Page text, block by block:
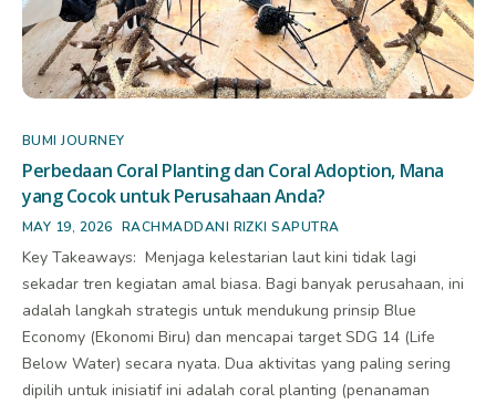
BUMI JOURNEY
Perbedaan Coral Planting dan Coral Adoption, Mana
yang Cocok untuk Perusahaan Anda?
MAY 19, 2026 RACHMADDANI RIZKI SAPUTRA
Key Takeaways: Menjaga kelestarian laut kini tidak lagi
sekadar tren kegiatan amal biasa. Bagi banyak perusahaan, ini
adalah langkah strategis untuk mendukung prinsip Blue
Economy (Ekonomi Biru) dan mencapai target SDG 14 (Life
Below Water) secara nyata. Dua aktivitas yang paling sering
dipilih untuk inisiatif ini adalah coral planting (penanaman